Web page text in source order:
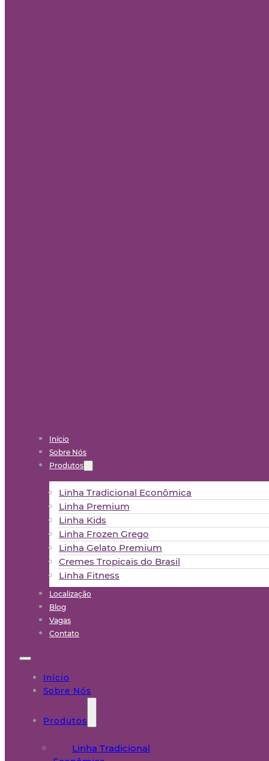
Início
Sobre Nós
Produtos
Linha Tradicional Econômica
Linha Premium
Linha Kids
Linha Frozen Grego
Linha Gelato Premium
Cremes Tropicais do Brasil
Linha Fitness
Localização
Blog
Vagas
Contato
Início
Sobre Nós
Produtos
Linha Tradicional